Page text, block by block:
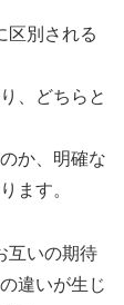
区別される
、どちらと
か、明確な
ます。
互いの期待
違いが生じ